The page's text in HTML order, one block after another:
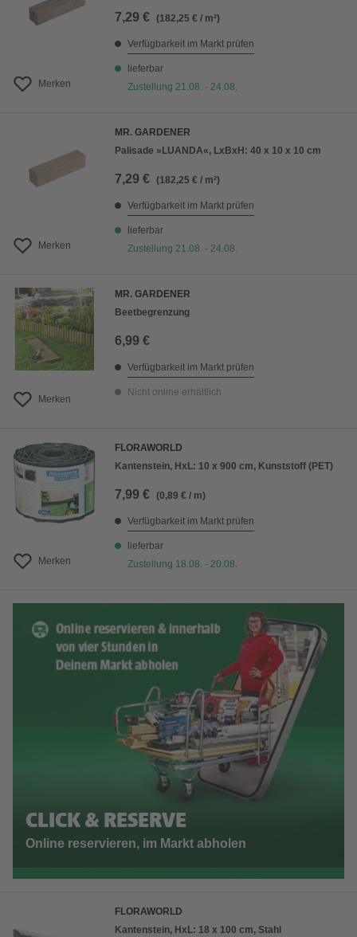
Merken
7,29 € (182,25 € / m²)
Verfügbarkeit im Markt prüfen
lieferbar
Zustellung 21.08. - 24.08.
Merken
MR. GARDENER
Palisade »LUANDA«, LxBxH: 40 x 10 x 10 cm
7,29 € (182,25 € / m²)
Verfügbarkeit im Markt prüfen
lieferbar
Zustellung 21.08. - 24.08.
Merken
MR. GARDENER
Beetbegrenzung
6,99 €
Verfügbarkeit im Markt prüfen
Nicht online erhältlich
Merken
FLORAWORLD
Kantenstein, HxL: 10 x 900 cm, Kunststoff (PET)
7,99 € (0,89 € / m)
Verfügbarkeit im Markt prüfen
lieferbar
Zustellung 18.08. - 20.08.
CLICK & RESERVE
Online reservieren, im Markt abholen
FLORAWORLD
Kantenstein, HxL: 18 x 100 cm, Stahl